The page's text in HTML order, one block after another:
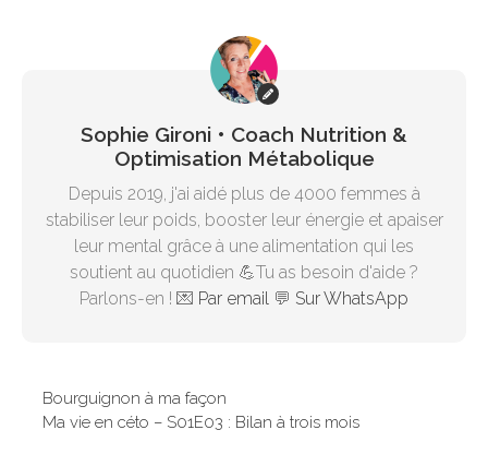
Sophie Gironi • Coach Nutrition &
Optimisation Métabolique
Depuis 2019, j'ai aidé plus de 4000 femmes à
stabiliser leur poids, booster leur énergie et apaiser
leur mental grâce à une alimentation qui les
soutient au quotidien 💪Tu as besoin d'aide ?
Parlons-en ! 💌 Par email 💬 Sur WhatsApp
Bourguignon à ma façon
Ma vie en céto – S01E03 : Bilan à trois mois